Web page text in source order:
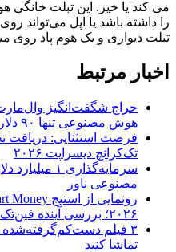
می کند یا خیر. این تبلت خانگی
را داشته باشد یا اپل می‌تواند
تبلت دیواری و یک هوم پاد روی
اخبار مرتبط
هوش مصنوعی تنها ۹۰ دلار!
تک‌کرانچ دیسراپت ۲۰۲۶
سرمایه‌گذاری
مصنوعی ناور
۲۰۲۶؛ بررسی آینده فین‌تک، پرداخت‌ ها و هوش مصنوعی
۳ فیلم دست‌کم‌گرفته‌شده
تماشا کنید